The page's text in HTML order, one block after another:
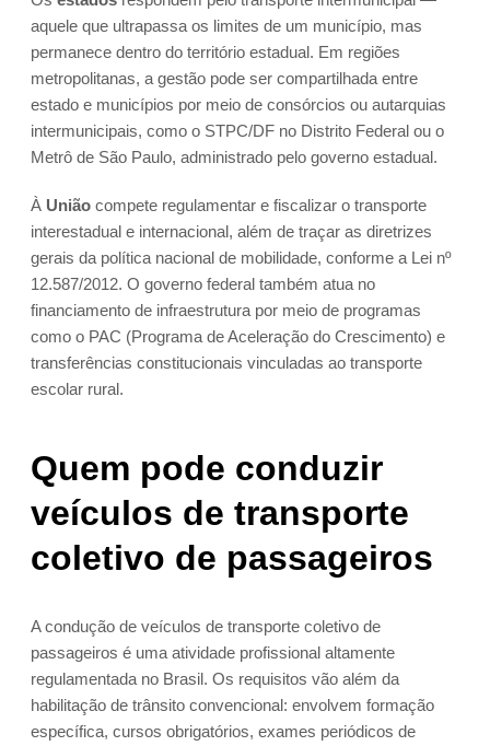
aquele que ultrapassa os limites de um município, mas
permanece dentro do território estadual. Em regiões
metropolitanas, a gestão pode ser compartilhada entre
estado e municípios por meio de consórcios ou autarquias
intermunicipais, como o STPC/DF no Distrito Federal ou o
Metrô de São Paulo, administrado pelo governo estadual.
À União compete regulamentar e fiscalizar o transporte
interestadual e internacional, além de traçar as diretrizes
gerais da política nacional de mobilidade, conforme a Lei nº
12.587/2012. O governo federal também atua no
financiamento de infraestrutura por meio de programas
como o PAC (Programa de Aceleração do Crescimento) e
transferências constitucionais vinculadas ao transporte
escolar rural.
Quem pode conduzir
veículos de transporte
coletivo de passageiros
A condução de veículos de transporte coletivo de
passageiros é uma atividade profissional altamente
regulamentada no Brasil. Os requisitos vão além da
habilitação de trânsito convencional: envolvem formação
específica, cursos obrigatórios, exames periódicos de